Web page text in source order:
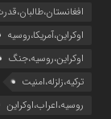
اوکراین،آمریکا،روسیه
اوکراین،روسیه،جنگ
ترکیه،زلزله،امنیت
روسیه،اعراب،اوکراین